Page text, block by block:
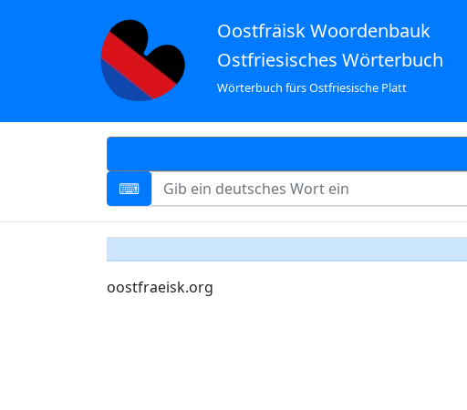
Oostfräisk Woordenbauk
Ostfriesisches Wörterbuch
Wörterbuch fürs Ostfriesische Platt
oostfraeisk.org